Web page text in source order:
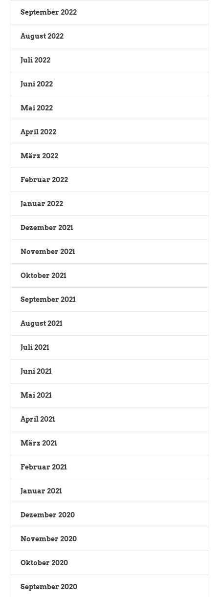
September 2022
August 2022
Juli 2022
Juni 2022
Mai 2022
April 2022
März 2022
Februar 2022
Januar 2022
Dezember 2021
November 2021
Oktober 2021
September 2021
August 2021
Juli 2021
Juni 2021
Mai 2021
April 2021
März 2021
Februar 2021
Januar 2021
Dezember 2020
November 2020
Oktober 2020
September 2020